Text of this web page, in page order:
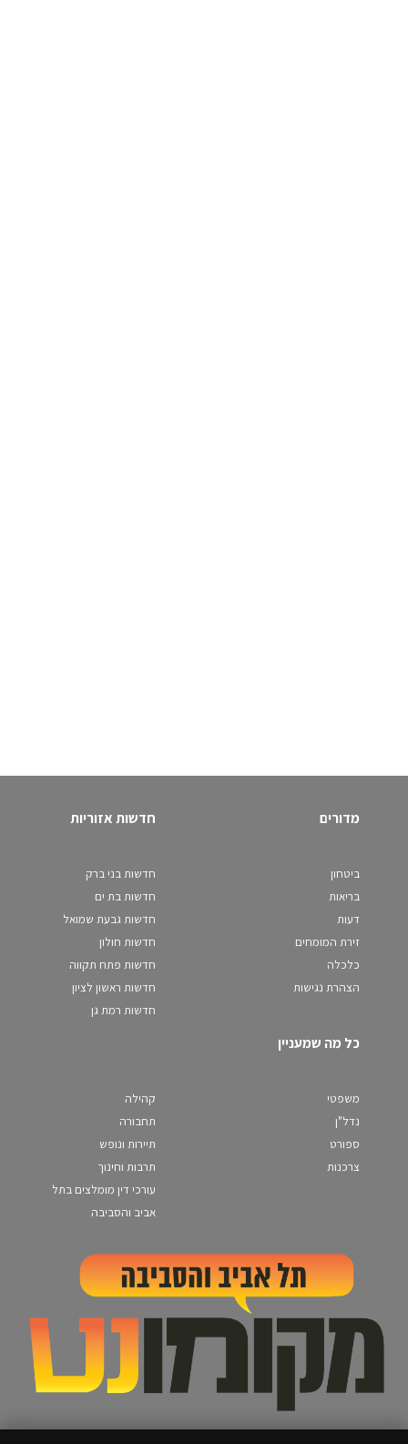
מדורים
ביטחון
בריאות
דעות
זירת המומחים
כלכלה
הצהרת נגישות
חדשות אזוריות
חדשות בני ברק
חדשות בת ים
חדשות גבעת שמואל
חדשות חולון
חדשות פתח תקווה
חדשות ראשון לציון
חדשות רמת גן
כל מה שמעניין
משפטי
נדל"ן
ספורט
צרכנות
קהילה
תחבורה
תיירות ונופש
תרבות וחינוך
עורכי דין מומלצים בתל
אביב והסביבה